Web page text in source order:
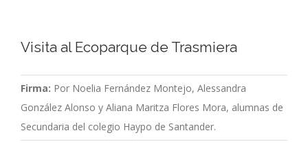
Visita al Ecoparque de Trasmiera
Firma: Por Noelia Fernández Montejo, Alessandra
González Alonso y Aliana Maritza Flores Mora, alumnas de
Secundaria del colegio Haypo de Santander.